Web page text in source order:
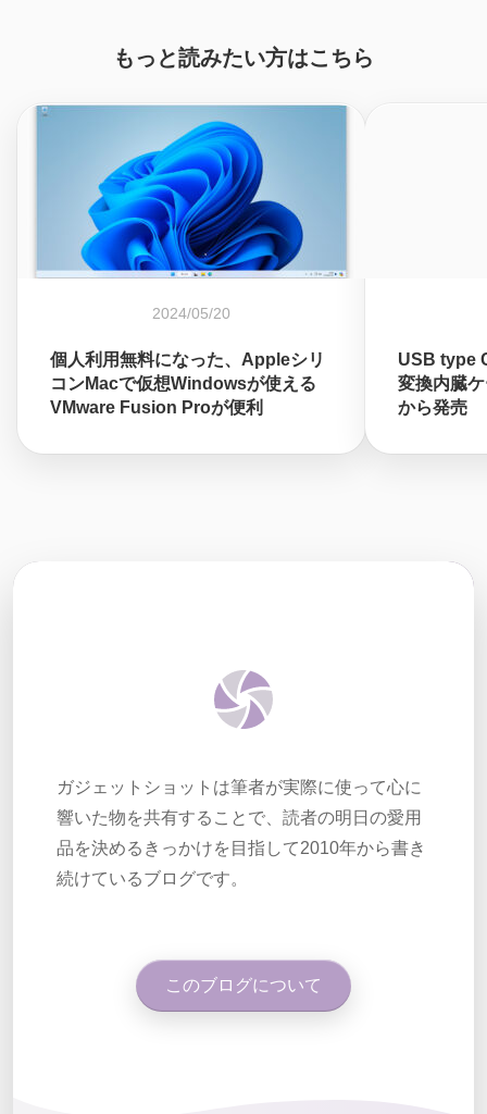
もっと読みたい方はこちら
2024/05/20
個人利用無料になった、Appleシリ
コンMacで仮想Windowsが使える
VMware Fusion Proが便利
USB type
変換内臓
から発売
ガジェットショットは筆者が実際に使って心に
響いた物を共有することで、読者の明日の愛用
品を決めるきっかけを目指して2010年から書き
続けているブログです。
このブログについて